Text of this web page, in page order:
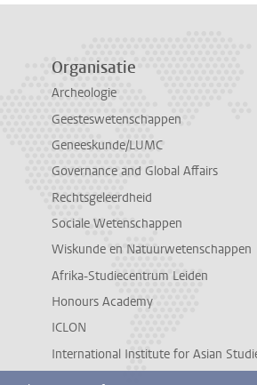
Organisatie
Archeologie
Geesteswetenschappen
Geneeskunde/LUMC
Governance and Global Affairs
Rechtsgeleerdheid
Sociale Wetenschappen
Wiskunde en Natuurwetenschappen
Afrika-Studiecentrum Leiden
Honours Academy
ICLON
International Institute for Asian